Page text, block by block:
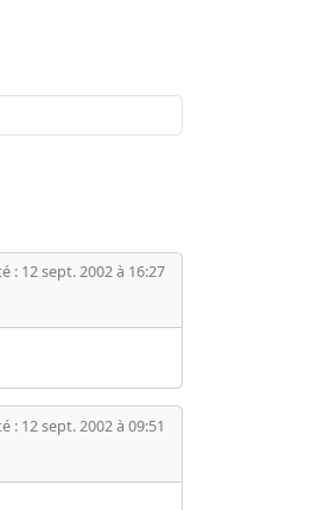
: 12 sept. 2002 à 16:27
: 12 sept. 2002 à 09:51